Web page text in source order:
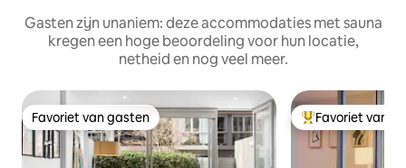
Gasten zijn unaniem: deze accommodaties met sauna
kregen een hoge beoordeling voor hun locatie,
netheid en nog veel meer.
Favoriet van gasten
Favoriet van gasten Topfavoriet van
Favoriet van